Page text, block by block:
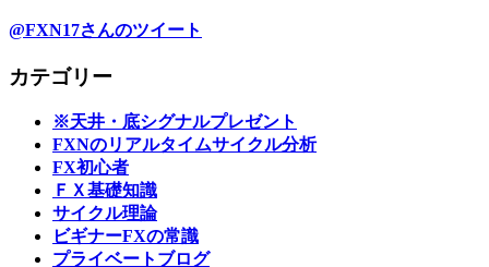
@FXN17さんのツイート
カテゴリー
※天井・底シグナルプレゼント
FXNのリアルタイムサイクル分析
FX初心者
ＦＸ基礎知識
サイクル理論
ビギナーFXの常識
プライベートブログ